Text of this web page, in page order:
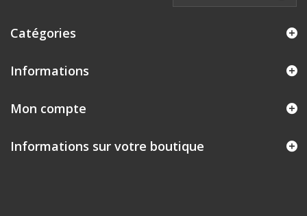
Catégories
Informations
Mon compte
Informations sur votre boutique